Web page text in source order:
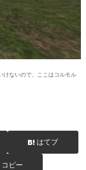
けないので、ここはコルモル
はてブ
コピー